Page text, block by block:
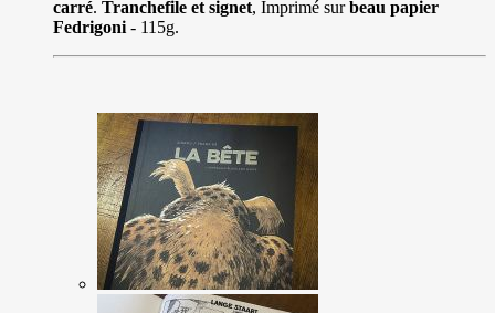
carré. Tranchefile et signet, Imprimé surbeau papier
Fedrigoni - 115g.